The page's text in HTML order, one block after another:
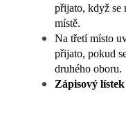
přijato, když se
místě.
Na třetí místo
přijato, pokud
druhého oboru.
Zápisový